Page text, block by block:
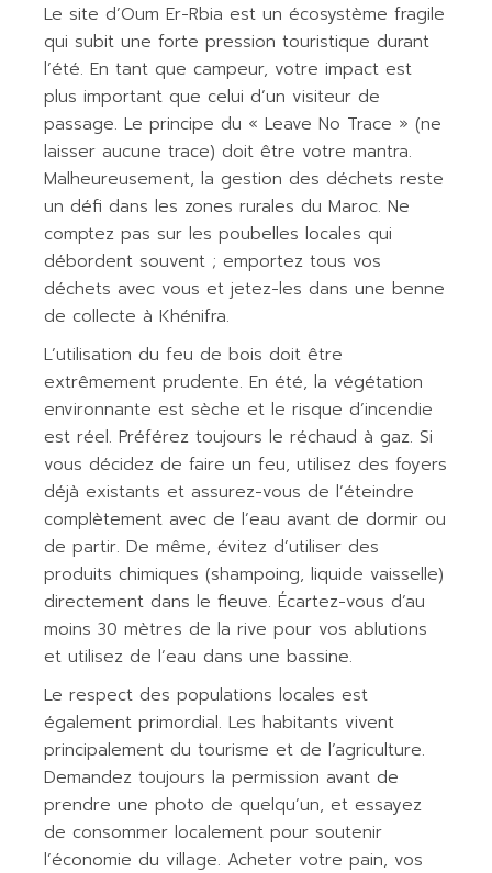
Le site d’Oum Er-Rbia est un écosystème fragile
qui subit une forte pression touristique durant
l’été. En tant que campeur, votre impact est
plus important que celui d’un visiteur de
passage. Le principe du « Leave No Trace » (ne
laisser aucune trace) doit être votre mantra.
Malheureusement, la gestion des déchets reste
un défi dans les zones rurales du Maroc. Ne
comptez pas sur les poubelles locales qui
débordent souvent ; emportez tous vos
déchets avec vous et jetez-les dans une benne
de collecte à Khénifra.
L’utilisation du feu de bois doit être
extrêmement prudente. En été, la végétation
environnante est sèche et le risque d’incendie
est réel. Préférez toujours le réchaud à gaz. Si
vous décidez de faire un feu, utilisez des foyers
déjà existants et assurez-vous de l’éteindre
complètement avec de l’eau avant de dormir ou
de partir. De même, évitez d’utiliser des
produits chimiques (shampoing, liquide vaisselle)
directement dans le fleuve. Écartez-vous d’au
moins 30 mètres de la rive pour vos ablutions
et utilisez de l’eau dans une bassine.
Le respect des populations locales est
également primordial. Les habitants vivent
principalement du tourisme et de l’agriculture.
Demandez toujours la permission avant de
prendre une photo de quelqu’un, et essayez
de consommer localement pour soutenir
l’économie du village. Acheter votre pain, vos